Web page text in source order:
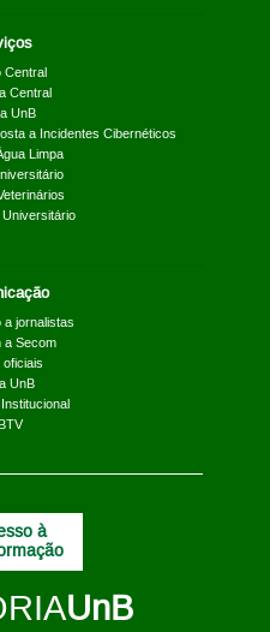
Central
Central
UnB
a Incidentes Cibernéticos
Limpa
a jornalistas
a Secom
UnB
à
UnB